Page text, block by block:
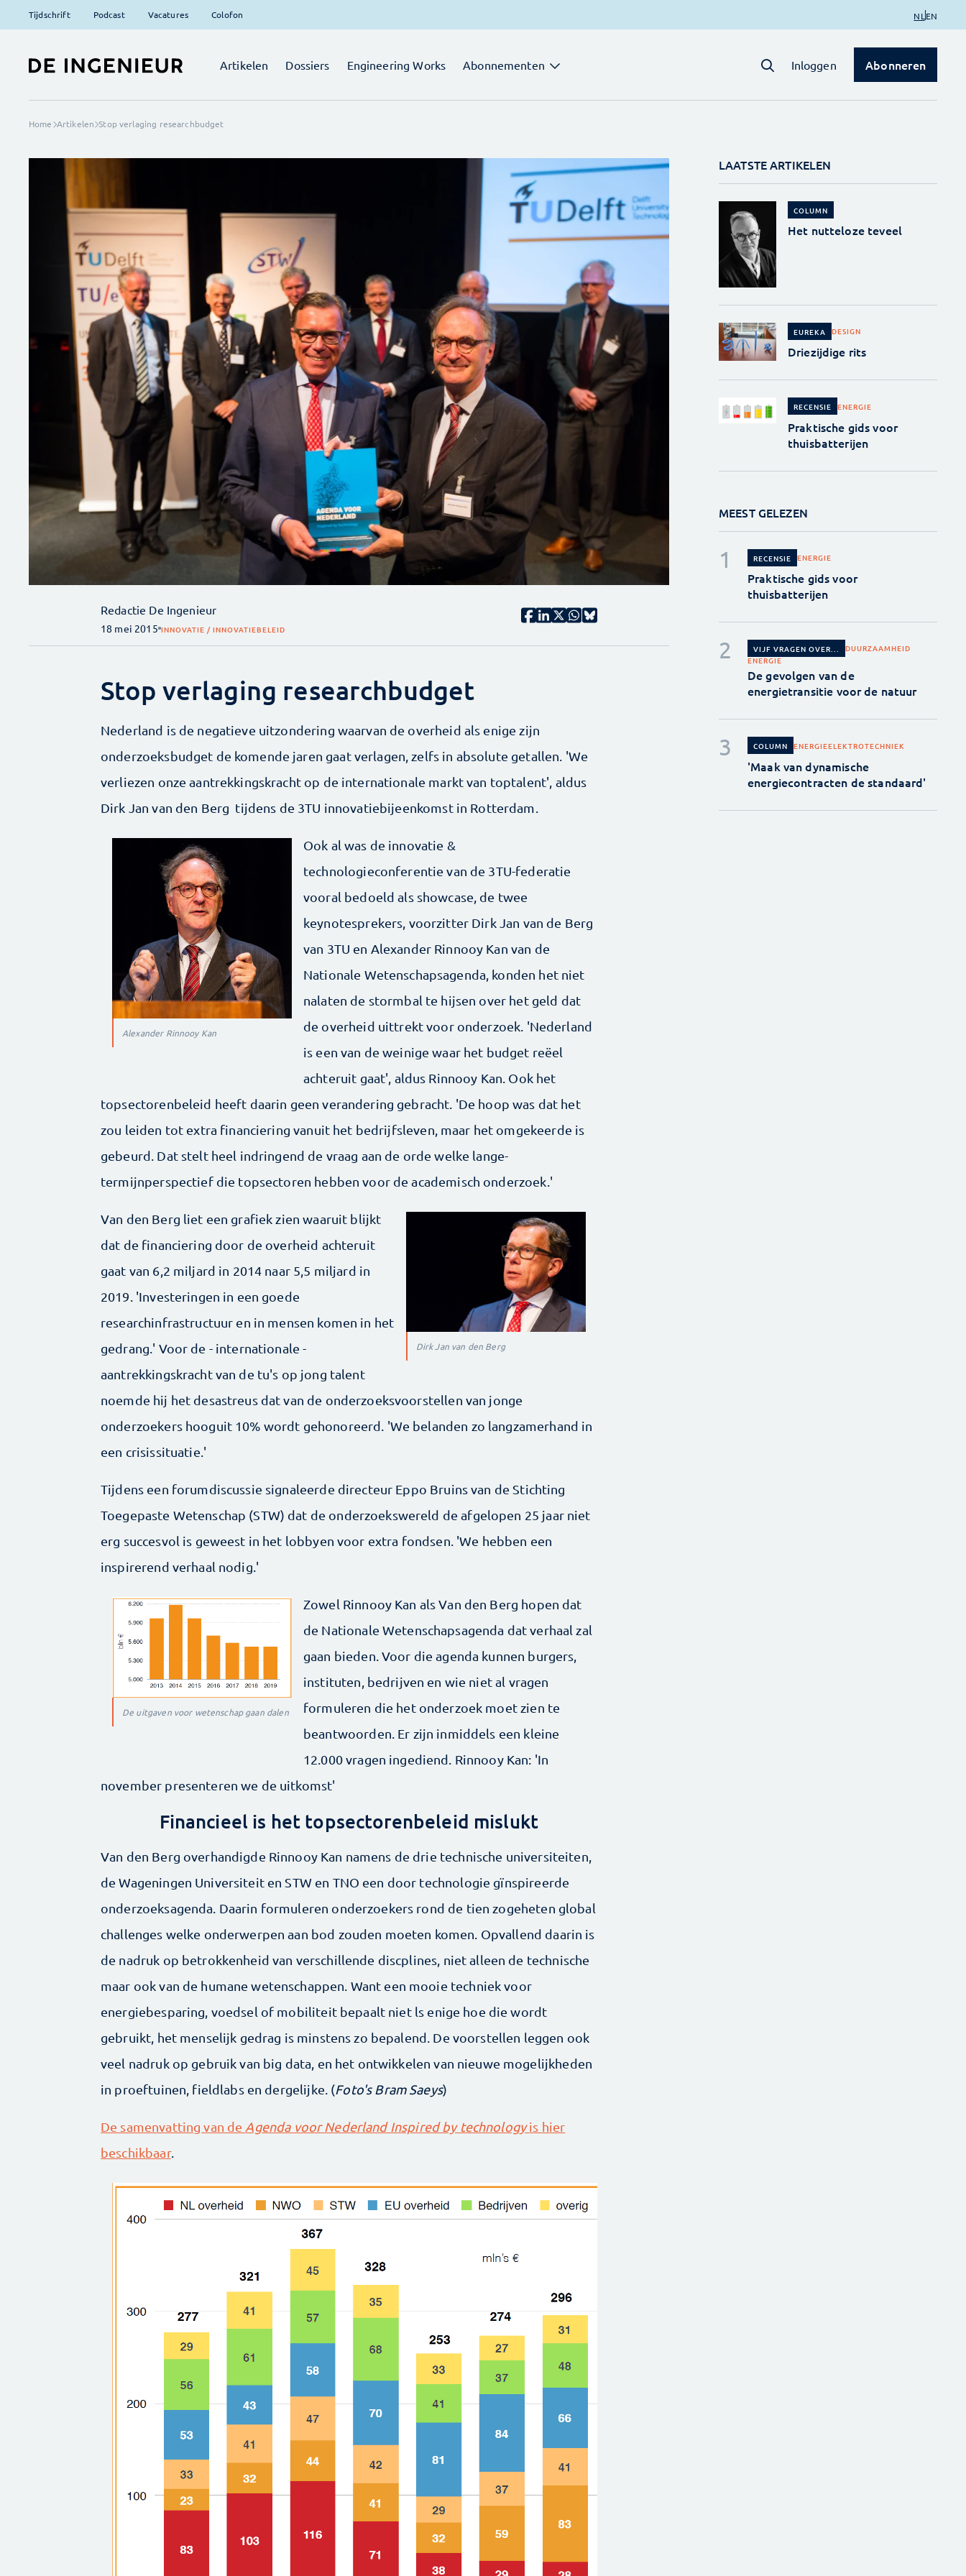
Tijdschrift Podcast Vacatures Colofon NL EN
Artikelen Dossiers Engineering Works Abonnementen Inloggen Abonneren
Home Artikelen Stop verlaging researchbudget
Redactie De Ingenieur
18 mei 2015 INNOVATIE / INNOVATIEBELEID
Stop verlaging researchbudget
Nederland is de negatieve uitzondering waarvan de overheid als enige zijn
onderzoeksbudget de komende jaren gaat verlagen, zelfs in absolute getallen. 'We
verliezen onze aantrekkingskracht op de internationale markt van toptalent', aldus
Dirk Jan van den Berg tijdens de 3TU innovatiebijeenkomst in Rotterdam.
Alexander Rinnooy Kan
Ook al was de innovatie &
technologieconferentie van de 3TU-federatie
vooral bedoeld als showcase, de twee
keynotesprekers, voorzitter Dirk Jan van de Berg
van 3TU en Alexander Rinnooy Kan van de
Nationale Wetenschapsagenda, konden het niet
nalaten de stormbal te hijsen over het geld dat
de overheid uittrekt voor onderzoek. 'Nederland
is een van de weinige waar het budget reëel
achteruit gaat', aldus Rinnooy Kan. Ook het
topsectorenbeleid heeft daarin geen verandering gebracht. 'De hoop was dat het
zou leiden tot extra financiering vanuit het bedrijfsleven, maar het omgekeerde is
gebeurd. Dat stelt heel indringend de vraag aan de orde welke lange-
termijnperspectief die topsectoren hebben voor de academisch onderzoek.'
Dirk Jan van den Berg
Van den Berg liet een grafiek zien waaruit blijkt
dat de financiering door de overheid achteruit
gaat van 6,2 miljard in 2014 naar 5,5 miljard in
2019. 'Investeringen in een goede
researchinfrastructuur en in mensen komen in het
gedrang.' Voor de - internationale -
aantrekkingskracht van de tu's op jong talent
noemde hij het desastreus dat van de onderzoeksvoorstellen van jonge
onderzoekers hooguit 10% wordt gehonoreerd. 'We belanden zo langzamerhand in
een crisissituatie.'
Tijdens een forumdiscussie signaleerde directeur Eppo Bruins van de Stichting
Toegepaste Wetenschap (STW) dat de onderzoekswereld de afgelopen 25 jaar niet
erg succesvol is geweest in het lobbyen voor extra fondsen. 'We hebben een
inspirerend verhaal nodig.'
De uitgaven voor wetenschap gaan dalen
Zowel Rinnooy Kan als Van den Berg hopen dat
de Nationale Wetenschapsagenda dat verhaal zal
gaan bieden. Voor die agenda kunnen burgers,
instituten, bedrijven en wie niet al vragen
formuleren die het onderzoek moet zien te
beantwoorden. Er zijn inmiddels een kleine
12.000 vragen ingediend. Rinnooy Kan: 'In
november presenteren we de uitkomst'
Financieel is het topsectorenbeleid mislukt
Van den Berg overhandigde Rinnooy Kan namens de drie technische universiteiten,
de Wageningen Universiteit en STW en TNO een door technologie gïnspireerde
onderzoeksagenda. Daarin formuleren onderzoekers rond de tien zogeheten global
challenges welke onderwerpen aan bod zouden moeten komen. Opvallend daarin is
de nadruk op betrokkenheid van verschillende discplines, niet alleen de technische
maar ook van de humane wetenschappen. Want een mooie techniek voor
energiebesparing, voedsel of mobiliteit bepaalt niet ls enige hoe die wordt
gebruikt, het menselijk gedrag is minstens zo bepalend. De voorstellen leggen ook
veel nadruk op gebruik van big data, en het ontwikkelen van nieuwe mogelijkheden
in proeftuinen, fieldlabs en dergelijke. (Foto's Bram Saeys)
De samenvatting van de Agenda voor Nederland Inspired by technologyis hier
beschikbaar.
LAATSTE ARTIKELEN
COLUMN
Het nutteloze teveel
EUREKA DESIGN
Driezijdige rits
RECENSIE ENERGIE
Praktische gids voor
thuisbatterijen
MEEST GELEZEN
RECENSIE ENERGIE
Praktische gids voor
thuisbatterijen
VIJF VRAGEN OVER...
DUURZAAMHEID
ENERGIE
De gevolgen van de
energietransitie voor de natuur
COLUMN ENERGIEELEKTROTECHNIEK
'Maak van dynamische
energiecontracten de standaard'